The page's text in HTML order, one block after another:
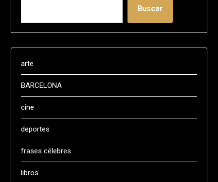
Buscar
arte
BARCELONA
cine
deportes
frases célebres
libros